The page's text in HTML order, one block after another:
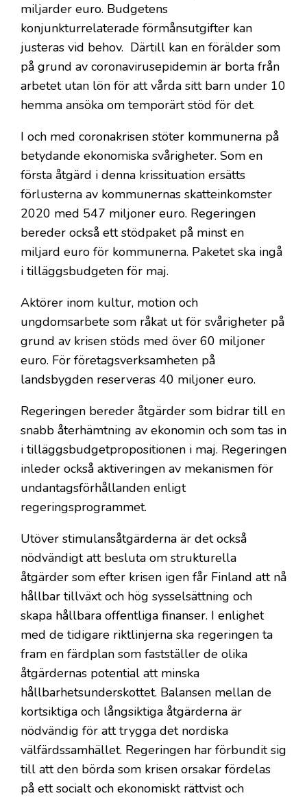
miljarder euro. Budgetens
konjunkturrelaterade förmånsutgifter kan
justeras vid behov. Därtill kan en förälder som
på grund av coronavirusepidemin är borta från
arbetet utan lön för att vårda sitt barn under 10
hemma ansöka om temporärt stöd för det.
I och med coronakrisen stöter kommunerna på
betydande ekonomiska svårigheter. Som en
första åtgärd i denna krissituation ersätts
förlusterna av kommunernas skatteinkomster
2020 med 547 miljoner euro. Regeringen
bereder också ett stödpaket på minst en
miljard euro för kommunerna. Paketet ska ingå
i tilläggsbudgeten för maj.
Aktörer inom kultur, motion och
ungdomsarbete som råkat ut för svårigheter på
grund av krisen stöds med över 60 miljoner
euro. För företagsverksamheten på
landsbygden reserveras 40 miljoner euro.
Regeringen bereder åtgärder som bidrar till en
snabb återhämtning av ekonomin och som tas in
i tilläggsbudgetpropositionen i maj. Regeringen
inleder också aktiveringen av mekanismen för
undantagsförhållanden enligt
regeringsprogrammet.
Utöver stimulansåtgärderna är det också
nödvändigt att besluta om strukturella
åtgärder som efter krisen igen får Finland att nå
hållbar tillväxt och hög sysselsättning och
skapa hållbara offentliga finanser. I enlighet
med de tidigare riktlinjerna ska regeringen ta
fram en färdplan som fastställer de olika
åtgärdernas potential att minska
hållbarhetsunderskottet. Balansen mellan de
kortsiktiga och långsiktiga åtgärderna är
nödvändig för att trygga det nordiska
välfärdssamhället. Regeringen har förbundit sig
till att den börda som krisen orsakar fördelas
på ett socialt och ekonomiskt rättvist och